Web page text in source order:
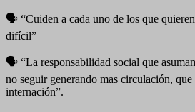
🗣️ “Cuiden a cada uno de los que
difícil”
🗣️ “La responsabilidad social que
no seguir generando mas circulación, que
internación”.